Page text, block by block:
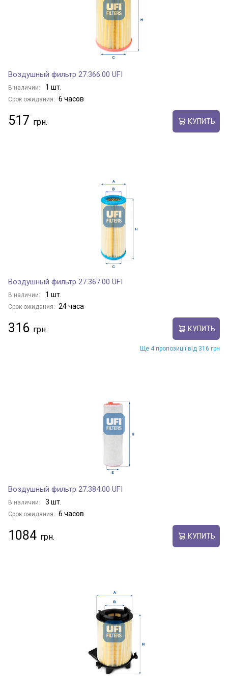
Воздушный фильтр 27.366.00 UFI
В наличии: 1 шт.
Срок ожидания: 6 часов
517 КУПИТЬ
Воздушный фильтр 27.367.00 UFI
В наличии: 1 шт.
Срок ожидания: 24 часа
316 КУПИТЬ
Ще 4 пропозиції від 316 грн
Воздушный фильтр 27.384.00 UFI
В наличии: 3 шт.
Срок ожидания: 6 часов
1084 КУПИТЬ